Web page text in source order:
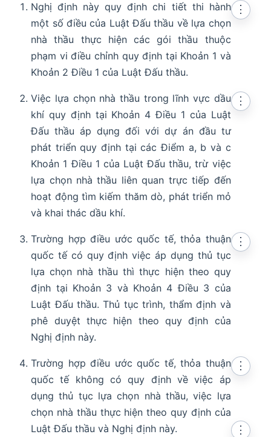
Nghị định này quy định chi tiết thi hành
một số điều của Luật Đấu thầu về lựa chọn
nhà thầu thực hiện các gói thầu thuộc
phạm vi điều chỉnh quy định tại Khoản 1 và
Khoản 2 Điều 1 của Luật Đấu thầu.
⋮
Việc lựa chọn nhà thầu trong lĩnh vực dầu
khí quy định tại Khoản 4 Điều 1 của Luật
Đấu thầu áp dụng đối với dự án đầu tư
phát triển quy định tại các Điểm a, b và c
Khoản 1 Điều 1 của Luật Đấu thầu, trừ việc
lựa chọn nhà thầu liên quan trực tiếp đến
hoạt động tìm kiếm thăm dò, phát triển mỏ
và khai thác dầu khí.
⋮
Trường hợp điều ước quốc tế, thỏa thuận
quốc tế có quy định việc áp dụng thủ tục
lựa chọn nhà thầu thì thực hiện theo quy
định tại Khoản 3 và Khoản 4 Điều 3 của
Luật Đấu thầu. Thủ tục trình, thẩm định và
phê duyệt thực hiện theo quy định của
Nghị định này.
⋮
Trường hợp điều ước quốc tế, thỏa thuận
quốc tế không có quy định về việc áp
dụng thủ tục lựa chọn nhà thầu, việc lựa
chọn nhà thầu thực hiện theo quy định của
Luật Đấu thầu và Nghị định này.
⋮
⋮